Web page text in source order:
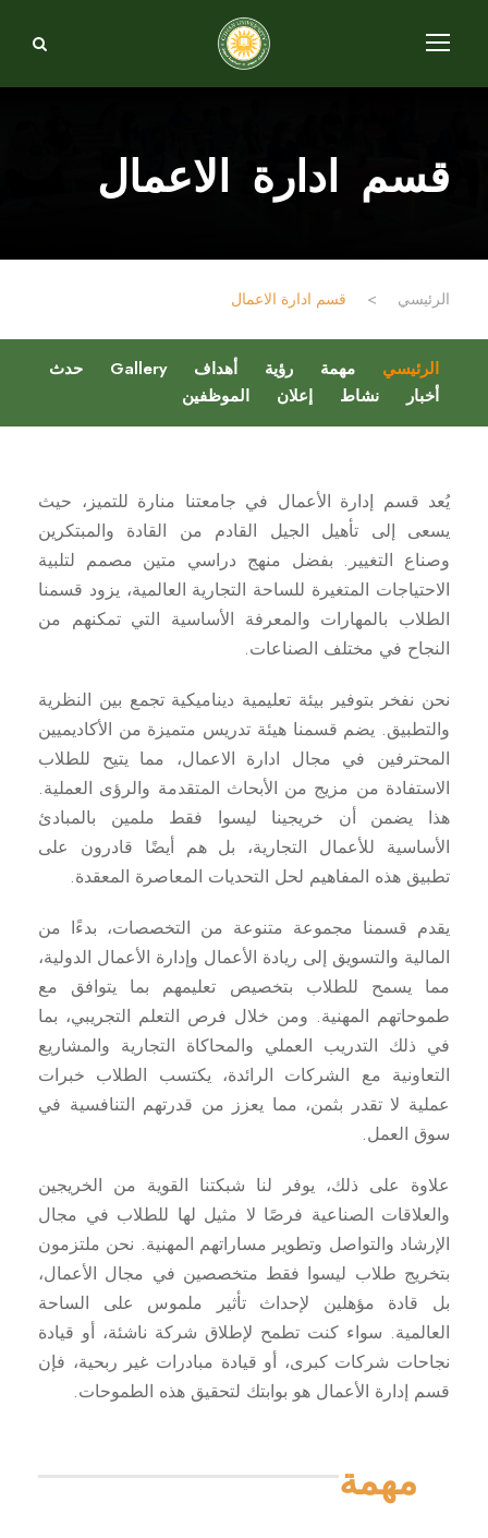
قسم ادارة الاعمال
الرئيسي > قسم ادارة الاعمال
الرئيسي مهمة رؤية أهداف Gallery
حدث
أخبار
نشاط إعلان الموظفين
يُعد قسم إدارة الأعمال في جامعتنا منارة للتميز، حيث
يسعى إلى تأهيل الجيل القادم من القادة والمبتكرين
وصناع التغيير. بفضل منهج دراسي متين مصمم لتلبية
الاحتياجات المتغيرة للساحة التجارية العالمية، يزود قسمنا
الطلاب بالمهارات والمعرفة الأساسية التي تمكنهم من
النجاح في مختلف الصناعات.
نحن نفخر بتوفير بيئة تعليمية ديناميكية تجمع بين النظرية
والتطبيق. يضم قسمنا هيئة تدريس متميزة من الأكاديميين
المحترفين في مجال ادارة الاعمال، مما يتيح للطلاب
الاستفادة من مزيج من الأبحاث المتقدمة والرؤى العملية.
هذا يضمن أن خريجينا ليسوا فقط ملمين بالمبادئ
الأساسية للأعمال التجارية، بل هم أيضًا قادرون على
تطبيق هذه المفاهيم لحل التحديات المعاصرة المعقدة.
يقدم قسمنا مجموعة متنوعة من التخصصات، بدءًا من
المالية والتسويق إلى ريادة الأعمال وإدارة الأعمال الدولية،
مما يسمح للطلاب بتخصيص تعليمهم بما يتوافق مع
طموحاتهم المهنية. ومن خلال فرص التعلم التجريبي، بما
في ذلك التدريب العملي والمحاكاة التجارية والمشاريع
التعاونية مع الشركات الرائدة، يكتسب الطلاب خبرات
عملية لا تقدر بثمن، مما يعزز من قدرتهم التنافسية في
سوق العمل.
علاوة على ذلك، يوفر لنا شبكتنا القوية من الخريجين
والعلاقات الصناعية فرصًا لا مثيل لها للطلاب في مجال
الإرشاد والتواصل وتطوير مساراتهم المهنية. نحن ملتزمون
بتخريج طلاب ليسوا فقط متخصصين في مجال الأعمال،
بل قادة مؤهلين لإحداث تأثير ملموس على الساحة
العالمية. سواء كنت تطمح لإطلاق شركة ناشئة، أو قيادة
نجاحات شركات كبرى، أو قيادة مبادرات غير ربحية، فإن
قسم إدارة الأعمال هو بوابتك لتحقيق هذه الطموحات.
مهمة